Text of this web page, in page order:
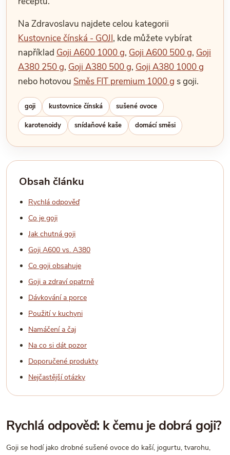
Na Zdravoslavu najdete celou kategorii
Kustovnice čínská - GOJI, kde můžete vybírat
například Goji A600 1000 g, Goji A600 500 g, Goji
A380 250 g, Goji A380 500 g, Goji A380 1000 g
nebo hotovou Směs FIT premium 1000 g s goji.
goji kustovnice čínská sušené ovoce
karotenoidy snídaňové kaše domácí směsi
Obsah článku
Rychlá odpověď
Co je goji
Jak chutná goji
Goji A600 vs. A380
Co goji obsahuje
Goji a zdraví opatrně
Dávkování a porce
Použití v kuchyni
Namáčení a čaj
Na co si dát pozor
Doporučené produkty
Nejčastější otázky
Rychlá odpověď: k čemu je dobrá goji?
Goji se hodí jako drobné sušené ovoce do kaší, jogurtu, tvarohu,